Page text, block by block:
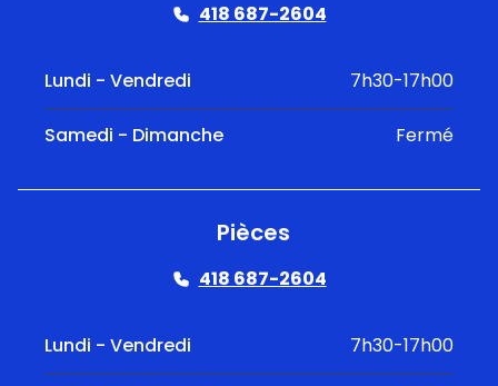
418 687-2604
Lundi - Vendredi 7h30-17h00
Samedi - Dimanche Fermé
Pièces
418 687-2604
Lundi - Vendredi 7h30-17h00